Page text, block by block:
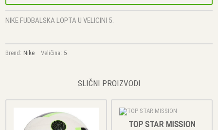
NIKE FUDBALSKA LOPTA U VELICINI 5.
Brend: Nike Veličina: 5
SLIČNI PROIZVODI
TOP STAR MISSION